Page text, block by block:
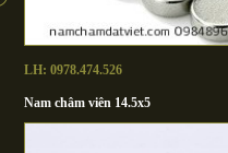
LH: 0978.474.526
Nam châm viên 14.5x5